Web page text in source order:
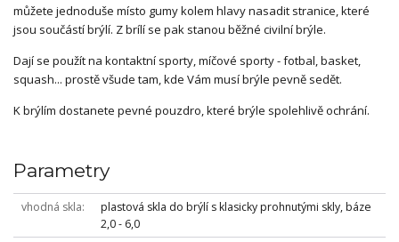
můžete jednoduše místo gumy kolem hlavy nasadit stranice, které
jsou součástí brýlí. Z brílí se pak stanou běžné civilní brýle.
Dají se použít na kontaktní sporty, míčové sporty - fotbal, basket,
squash... prostě všude tam, kde Vám musí brýle pevně sedět.
K brýlím dostanete pevné pouzdro, které brýle spolehlivě ochrání.
Parametry
vhodná skla
plastová skla do brýlí s klasicky prohnutými skly, báze
2,0 - 6,0